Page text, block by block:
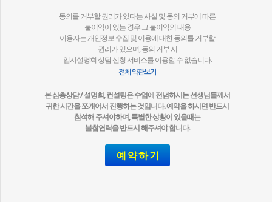
동의를 거부할 권리가 있다는 사실 및 동의 거부에 따른
불이익이 있는 경우 그 불이익의 내용
이용자는 개인정보 수집 및 이용에 대한 동의를 거부할
권리가 있으며, 동의 거부 시
입시설명회 상담 신청 서비스를 이용할 수 없습니다.
전체 약관보기
본 심층상담 / 설명회, 컨설팅은 수업에 전념하시는 선생님들께서
귀한 시간을 쪼개어서 진행하는 것입니다. 예약을 하시면 반드시
참석해 주셔야하며, 특별한 상황이 있을때는
불참연락을 반드시 해주셔야 합니다.
예 약 하 기